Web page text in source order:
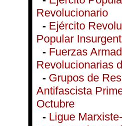
Revolucionario
- Ejército
Popular
- Fuerzas
Revolucionarias
- Grupos de
Antifascista
Octubre
- Ligue